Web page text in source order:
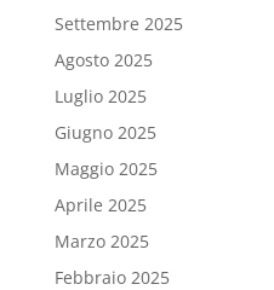
Settembre 2025
Agosto 2025
Luglio 2025
Giugno 2025
Maggio 2025
Aprile 2025
Marzo 2025
Febbraio 2025